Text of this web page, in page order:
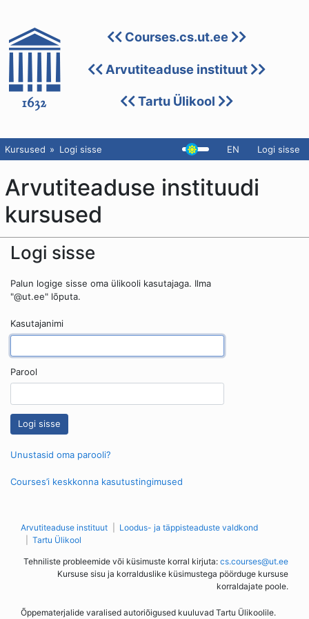
Courses.cs.ut.ee
Arvutiteaduse instituut
Tartu Ülikool
Kursused Logi sisse EN Logi sisse
Arvutiteaduse instituudi
kursused
Logi sisse
Palun logige sisse oma ülikooli kasutajaga. Ilma
"@ut.ee" lõputa.
Kasutajanimi
Parool
Unustasid oma parooli?
Courses’i keskkonna kasutustingimused
Arvutiteaduse instituut
Loodus- ja täppisteaduste valdkond
Tartu Ülikool
Tehniliste probleemide või küsimuste korral kirjuta: cs.courses@ut.ee
Kursuse sisu ja korralduslike küsimustega pöörduge kursuse
korraldajate poole.
Õppematerjalide varalised autoriõigused kuuluvad Tartu Ülikoolile.